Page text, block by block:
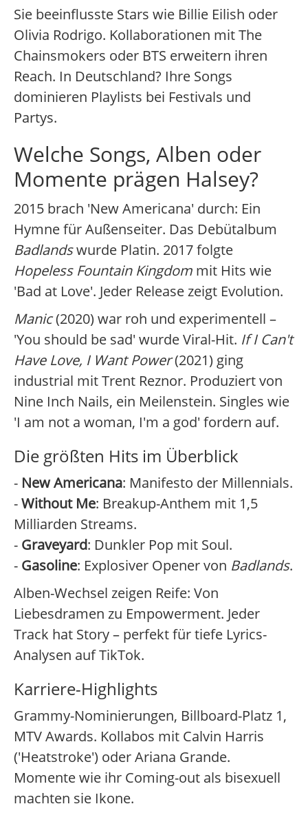
Sie beeinflusste Stars wie Billie Eilish oder
Olivia Rodrigo. Kollaborationen mit The
Chainsmokers oder BTS erweitern ihren
Reach. In Deutschland? Ihre Songs
dominieren Playlists bei Festivals und
Partys.
Welche Songs, Alben oder
Momente prägen Halsey?
2015 brach 'New Americana' durch: Ein
Hymne für Außenseiter. Das Debütalbum
Badlandswurde Platin. 2017 folgte
Hopeless Fountain Kingdom mit Hits wie
'Bad at Love'. Jeder Release zeigt Evolution.
Manic(2020) war roh und experimentell –
'You should be sad' wurde Viral-Hit. If I Can't
Have Love, I Want Power(2021) ging
industrial mit Trent Reznor. Produziert von
Nine Inch Nails, ein Meilenstein. Singles wie
'I am not a woman, I'm a god' fordern auf.
Die größten Hits im Überblick
- New Americana: Manifesto der Millennials.
-Without Me: Breakup-Anthem mit 1,5
Milliarden Streams.
- Graveyard: Dunkler Pop mit Soul.
- Gasoline: Explosiver Opener von Badlands.
Alben-Wechsel zeigen Reife: Von
Liebesdramen zu Empowerment. Jeder
Track hat Story – perfekt für tiefe Lyrics-
Analysen auf TikTok.
Karriere-Highlights
Grammy-Nominierungen, Billboard-Platz 1,
MTV Awards. Kollabos mit Calvin Harris
('Heatstroke') oder Ariana Grande.
Momente wie ihr Coming-out als bisexuell
machten sie Ikone.